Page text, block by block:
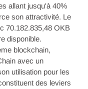
allant jusqu'à 40%
son attractivité. Le
70.182.835,48 OKB
disponible.
blockchain,
avec un
utilisation pour les
des leviers